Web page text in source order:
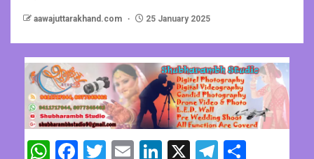
aawajuttarakhand.com 25 January 2025
WhatsApp
Facebook
Twitter
EmailLinkedIn
X Telegram